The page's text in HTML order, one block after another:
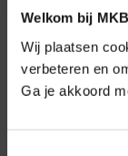
Welkom bij
Wij plaatsen
verbeteren en
Ga je akkoord
Schrijf je in
Direct
Over ons